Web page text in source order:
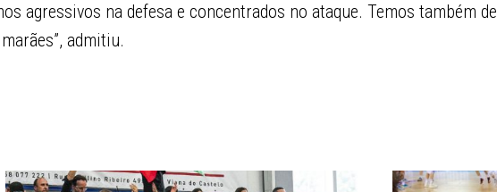
agressivos na defesa e concentrados no ataque. Temos também de
admitiu.